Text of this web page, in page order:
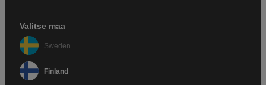
Valitse maa
Sweden
Finland